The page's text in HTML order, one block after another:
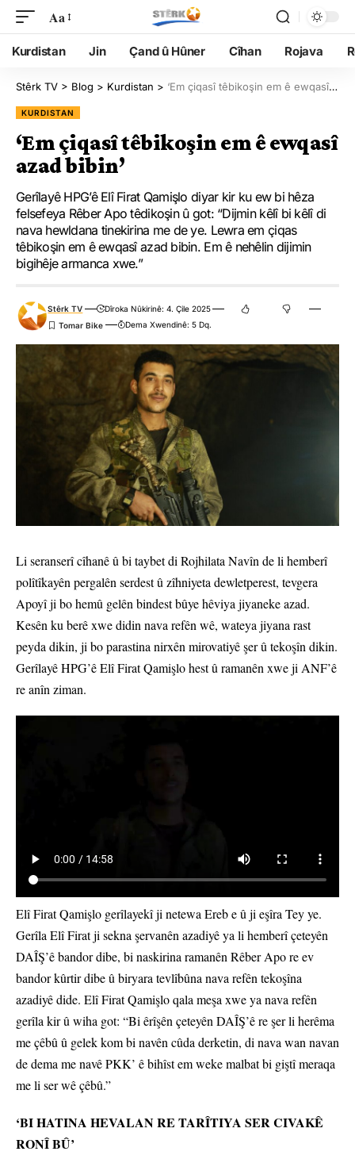
Aa
Kurdistan Jin Çand û Hûner Cîhan Rojava
Stêrk TV > Blog > Kurdistan > ‘Em çiqasî têbikoşin em ê ewqasî azad bibin’
KURDISTAN
‘Em çiqasî têbikoşin em ê ewqasî
azad bibin’
Gerîlayê HPG’ê Elî Firat Qamişlo diyar kir ku ew bi hêza
felsefeya Rêber Apo têdikoşin û got: “Dijmin kêlî bi kêlî di
nava hewldana tinekirina me de ye. Lewra em çiqas
têbikoşin em ê ewqasî azad bibin. Em ê nehêlin dijimin
bigihêje armanca xwe.”
Stêrk TV
Dîroka Nûkirinê: 4. Çile 2025
Dema Xwendinê: 5 Dq.
Li seranserî cîhanê û bi taybet di Rojhilata Navîn de li hemberî
polîtîkayên pergalên serdest û zîhniyeta dewletperest, tevgera
Apoyî ji bo hemû gelên bindest bûye hêviya jiyaneke azad.
Kesên ku berê xwe didin nava refên wê, wateya jiyana rast
peyda dikin, ji bo parastina nirxên mirovatiyê şer û tekoşîn dikin.
Gerîlayê HPG’ê Elî Firat Qamişlo hest û ramanên xwe ji ANF’ê
re anîn ziman.
Elî Firat Qamişlo gerîlayekî ji netewa Ereb e û ji eşîra Tey ye.
Gerîla Elî Firat ji sekna şervanên azadiyê ya li hemberî çeteyên
DAÎŞ’ê bandor dibe, bi naskirina ramanên Rêber Apo re ev
bandor kûrtir dibe û biryara tevlîbûna nava refên tekoşîna
azadiyê dide. Elî Firat Qamişlo qala meşa xwe ya nava refên
gerîla kir û wiha got: “Bi êrîşên çeteyên DAÎŞ’ê re şer li herêma
me çêbû û gelek kom bi navên cûda derketin, di nava wan navan
de dema me navê PKK’ ê bihîst em weke malbat bi giştî meraqa
me li ser wê çêbû.”
‘BI HATINA HEVALAN RE TARÎTIYA SER CIVAKÊ
RONÎ BÛ’